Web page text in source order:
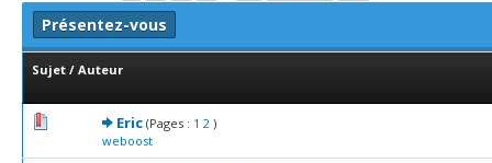
Présentez-vous
Sujet / Auteur
Eric (Pages : 1 2 )
weboost
1 Votes - 5 sur 5 en moyenne
123 45